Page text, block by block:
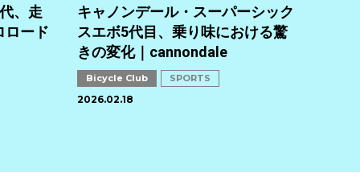
、走
ロード
キャノンデール・スーパーシック
スエボ5代目、乗り味における驚
きの変化｜cannondale
Bicycle Club SPORTS
2026.02.18